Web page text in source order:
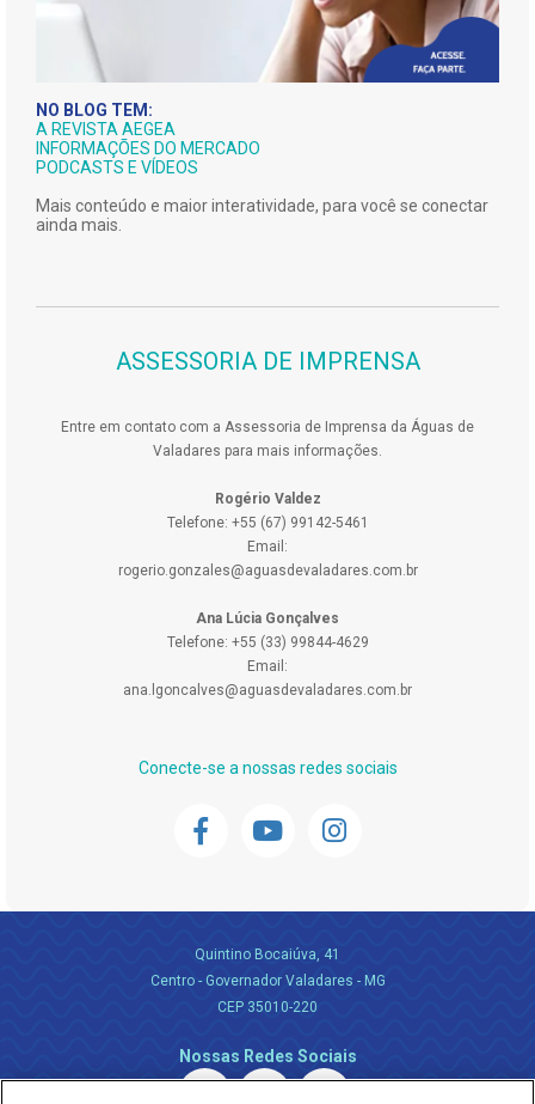
NO BLOG TEM:
A REVISTA AEGEA
INFORMAÇÕES DO MERCADO
PODCASTS E VÍDEOS
Mais conteúdo e maior interatividade, para você se conectar
ainda mais.
ASSESSORIA DE IMPRENSA
Entre em contato com a Assessoria de Imprensa da Águas de
Valadares para mais informações.
Rogério Valdez
Telefone: +55 (67) 99142-5461
Email:
rogerio.gonzales@aguasdevaladares.com.br
Ana Lúcia Gonçalves
Telefone: +55 (33) 99844-4629
Email:
ana.lgoncalves@aguasdevaladares.com.br
Conecte-se a nossas redes sociais
Quintino Bocaiúva, 41
Centro - Governador Valadares - MG
CEP 35010-220
Nossas Redes Sociais